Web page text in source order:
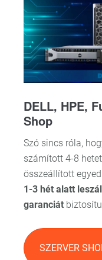
DELL, HPE,
Shop
Szó sincs róla,
számított 4-8
összeállított
1-3 hét alatt
garanciát
SZERVER